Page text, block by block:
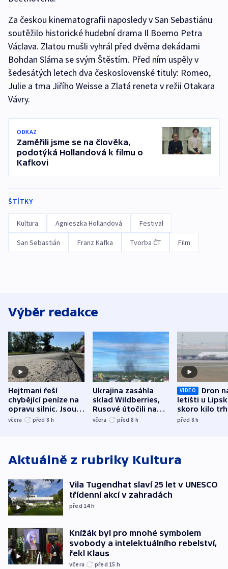
Za českou kinematografii naposledy v San Sebastiánu
soutěžilo historické hudební drama Il Boemo Petra
Václava. Zlatou mušli vyhrál před dvěma dekádami
Bohdan Sláma se svým Štěstím. Před ním uspěly v
šedesátých letech dva československé tituly: Romeo,
Julie a tma Jiřího Weisse a Zlatá reneta v režii Otakara
Vávry.
ODKAZ
Zaměřili jsme se na člověka,
podotýká Hollandová k filmu o
Kafkovi
ŠTÍTKY
Kultura Agnieszka Hollandová Festival
San Sebastián Franz Kafka Tvorba ČT Film
Výběr redakce
Hejtmani řeší
chybějící peníze na
opravu silnic. Jsou
nenárokové, namítá
včera před 8 h
Ukrajina zasáhla
sklad Wildberries,
Rusové útočili na
trh, hasiče či
včera před 8 h
VIDEO
Dron
letišti u
skoro kilo
indicie
před 8h
Aktuálně z rubriky Kultura
Vila Tugendhat slaví 25 let v UNESCO
třídenní akcí v zahradách
před 14h
Knížák byl pro mnohé symbolem
svobody a intelektuálního rebelství,
řekl Klaus
včera před 15 h